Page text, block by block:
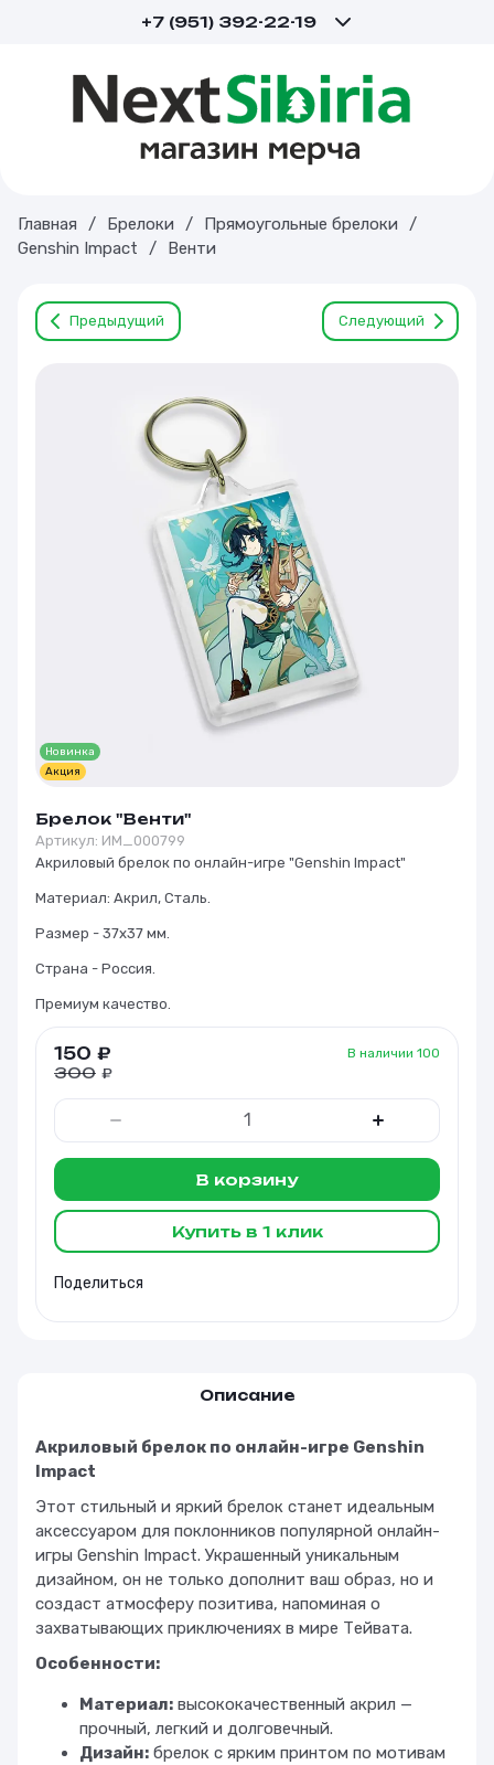
+7 (951) 392-22-19
Главная / Брелоки / Прямоугольные брелоки
/
Genshin Impact
/ Венти
Предыдущий Следующий
Новинка
Акция
Брелок "Венти"
Артикул: ИМ_000799
Акриловый брелок по онлайн-игре "Genshin Impact"
Материал: Акрил, Сталь.
Размер - 37х37 мм.
Страна - Россия.
Премиум качество.
В наличии 100
300 ₽
150 ₽
В корзину
Купить в 1 клик
Поделиться
Описание
Акриловый брелок по онлайн-игре Genshin
Impact
Этот стильный и яркий брелок станет идеальным
аксессуаром для поклонников популярной онлайн-
игры Genshin Impact. Украшенный уникальным
дизайном, он не только дополнит ваш образ, но и
создаст атмосферу позитива, напоминая о
захватывающих приключениях в мире Тейвата.
Особенности:
Материал: высококачественный акрил —
прочный, легкий и долговечный.
Дизайн: брелок с ярким принтом по мотивам